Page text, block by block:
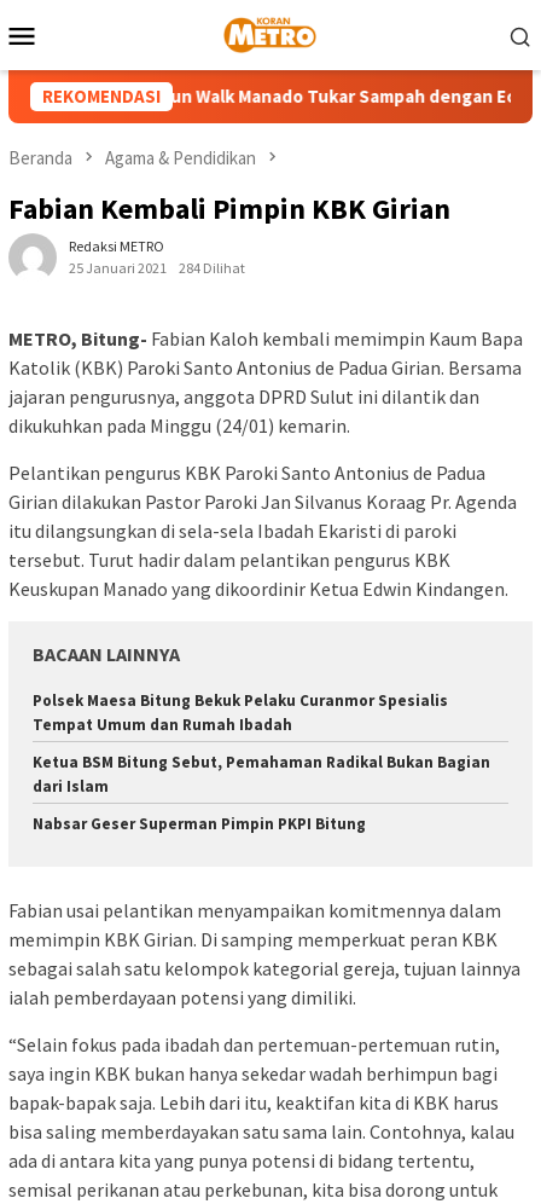
ke
Mobile
REKOMENDASI
Family Day Fun Walk Manado Tukar Sampah dengan Ecobag,
Beranda Agama & Pendidikan
Fabian Kembali Pimpin KBK Girian
Redaksi METRO
25 Januari 2021
284 Dilihat
METRO, Bitung- Fabian Kaloh kembali memimpin Kaum Bapa
Katolik (KBK) Paroki Santo Antonius de Padua Girian. Bersama
jajaran pengurusnya, anggota DPRD Sulut ini dilantik dan
dikukuhkan pada Minggu (24/01) kemarin.
Pelantikan pengurus KBK Paroki Santo Antonius de Padua
Girian dilakukan Pastor Paroki Jan Silvanus Koraag Pr. Agenda
itu dilangsungkan di sela-sela Ibadah Ekaristi di paroki
tersebut. Turut hadir dalam pelantikan pengurus KBK
Keuskupan Manado yang dikoordinir Ketua Edwin Kindangen.
BACAAN LAINNYA
Polsek Maesa Bitung Bekuk Pelaku Curanmor Spesialis
Tempat Umum dan Rumah Ibadah
Ketua BSM Bitung Sebut, Pemahaman Radikal Bukan Bagian
dari Islam
Nabsar Geser Superman Pimpin PKPI Bitung
Fabian usai pelantikan menyampaikan komitmennya dalam
memimpin KBK Girian. Di samping memperkuat peran KBK
sebagai salah satu kelompok kategorial gereja, tujuan lainnya
ialah pemberdayaan potensi yang dimiliki.
“Selain fokus pada ibadah dan pertemuan-pertemuan rutin,
saya ingin KBK bukan hanya sekedar wadah berhimpun bagi
bapak-bapak saja. Lebih dari itu, keaktifan kita di KBK harus
bisa saling memberdayakan satu sama lain. Contohnya, kalau
ada di antara kita yang punya potensi di bidang tertentu,
semisal perikanan atau perkebunan, kita bisa dorong untuk